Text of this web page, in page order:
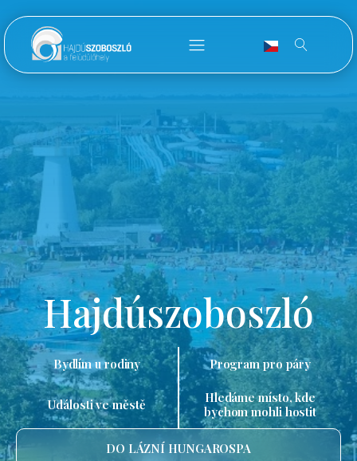
Hajdúszoboszló
Bydlím u rodiny Program pro páry
Události ve městě
Hledáme místo, kde
bychom mohli hostit
DO LÁZNÍ HUNGAROSPA